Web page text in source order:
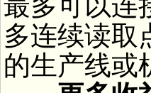
多连续读取
的生产线或